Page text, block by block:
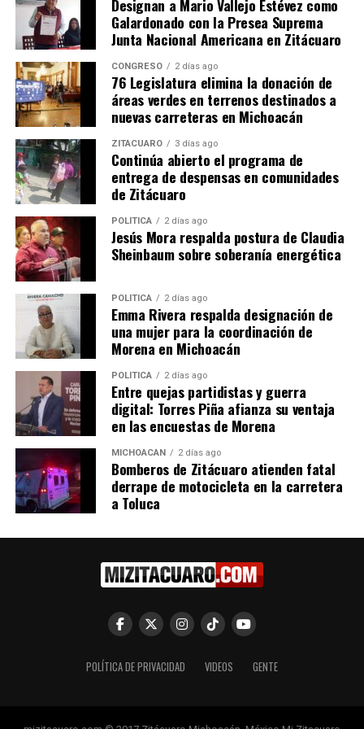
MiZitácuaro
Comparte con:
Me gusta esto:
Relacionado
encabeza festejos por el Día
encabeza festejos del Día de
comunidad de El Olivo
7 mayo, 2026
Designan a Mario Vallejo Estévez como
Galardonado con la Presea Suprema
Junta Nacional Americana en Zitácuaro
CONGRESO 2 días ago
76 Legislatura elimina la donación de
áreas verdes en terrenos destinados a
nuevas carreteras en Michoacán
ZITÁCUARO 3 días ago
Continúa abierto el programa de
entrega de despensas en comunidades
de Zitácuaro
POLÍTICA 2 días ago
Jesús Mora respalda postura de Claudia
Sheinbaum sobre soberanía energética
POLÍTICA 2 días ago
Emma Rivera respalda designación de
una mujer para la coordinación de
Morena en Michoacán
POLÍTICA 2 días ago
Entre quejas partidistas y guerra
digital: Torres Piña afianza su ventaja
en las encuestas de Morena
MICHOACÁN 2 días ago
Bomberos de Zitácuaro atienden fatal
derrape de motocicleta en la carretera
a Toluca
POLÍTICA DE PRIVACIDAD VIDEOS GENTE